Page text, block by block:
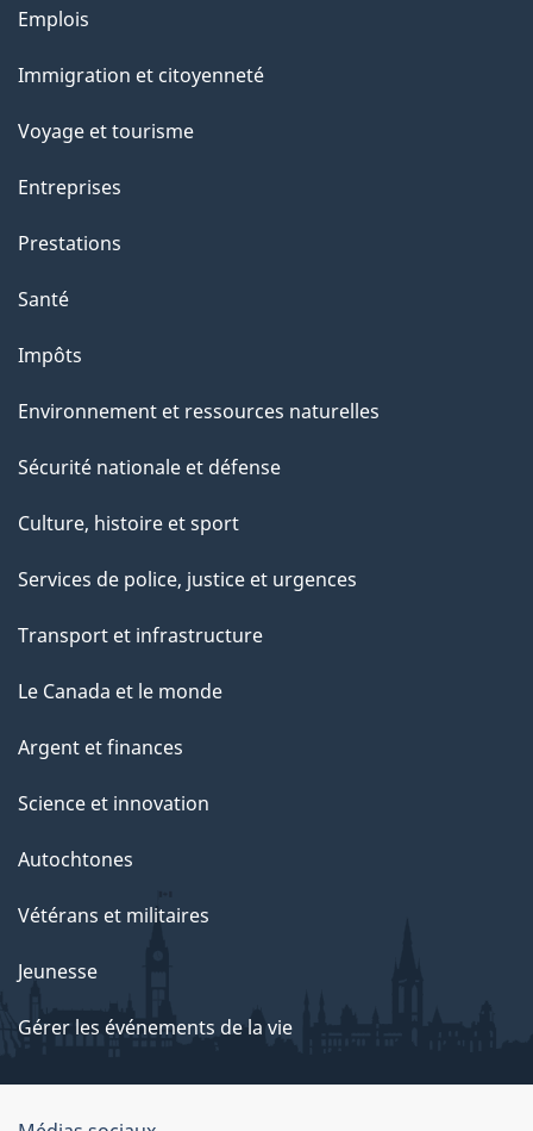
l
a
a
g
"
Thèmes
sujets
Emplois
Immigration et citoyenneté
Voyage et tourisme
Entreprises
Prestations
Santé
Impôts
Environnement et ressources naturelles
Sécurité nationale et défense
Culture, histoire et sport
Services de police, justice et urgences
Transport et infrastructure
Le Canada et le monde
Argent et finances
Science et innovation
Autochtones
Vétérans et militaires
Jeunesse
Gérer les événements de la vie